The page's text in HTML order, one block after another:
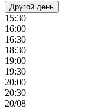
Другой день
15:30
16:00
16:30
18:30
19:00
19:30
20:00
20:30
20/08